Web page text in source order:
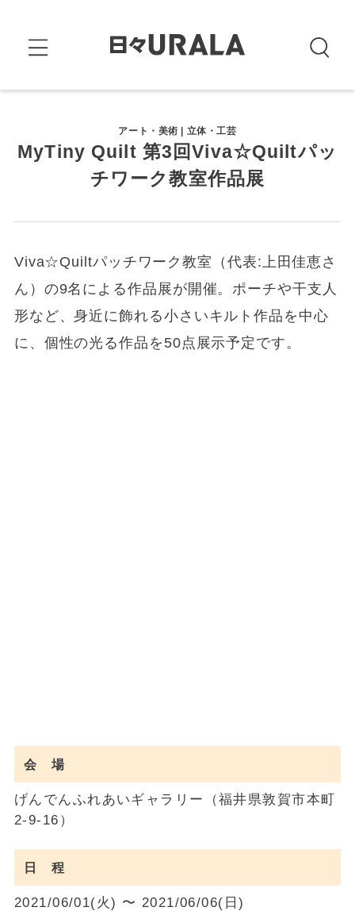
アート・美術 | 立体・工芸
MyTiny Quilt 第3回Viva☆Quiltパッ
チワーク教室作品展
Viva☆Quiltパッチワーク教室（代表:上田佳恵さ
ん）の9名による作品展が開催。ポーチや干支人
形など、身近に飾れる小さいキルト作品を中心
に、個性の光る作品を50点展示予定です。
会 場
げんでんふれあいギャラリー（福井県敦賀市本町
2-9-16）
日 程
2021/06/01(火) 〜 2021/06/06(日)